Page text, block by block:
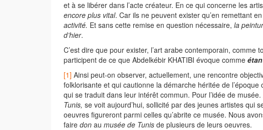
et à se libérer dans l’acte créateur. En ce qui concerne les
encore plus vital. Car ils ne peuvent exister qu’en remettant
activité. Et sans cette remise en question nécessaire, la
d’hier.
C’est dire que pour exister, l’art arabe contemporain, comme
participent de ce que Abdelkébir KHATIBI évoque comme
[1] Ainsi peut-on observer, actuellement, une rencontre
folklorisante et qui cautionne la démarche héritée de
qui se traduit dans leur intérêt commun. Pour l’idée de
Tunis, se voit aujourd’hui, sollicité par des jeunes artistes qui
oeuvres figureront parmi celles qu’abrite ce musée. Nous
faire don au musée de Tunis de plusieurs de leurs oeuvres.